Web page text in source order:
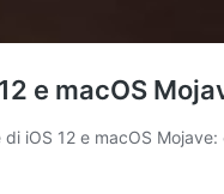
e macOS
iOS 12 e macOS